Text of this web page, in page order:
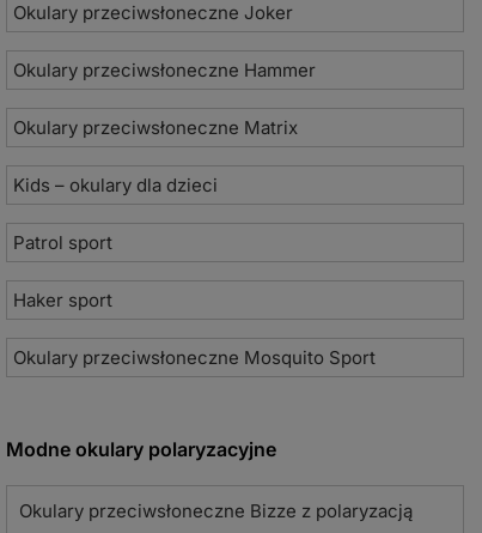
Okulary przeciwsłoneczne Joker
Okulary przeciwsłoneczne Hammer
Okulary przeciwsłoneczne Matrix
Kids – okulary dla dzieci
Patrol sport
Haker sport
Okulary przeciwsłoneczne Mosquito Sport
Modne okulary polaryzacyjne
Okulary przeciwsłoneczne Bizze z polaryzacją